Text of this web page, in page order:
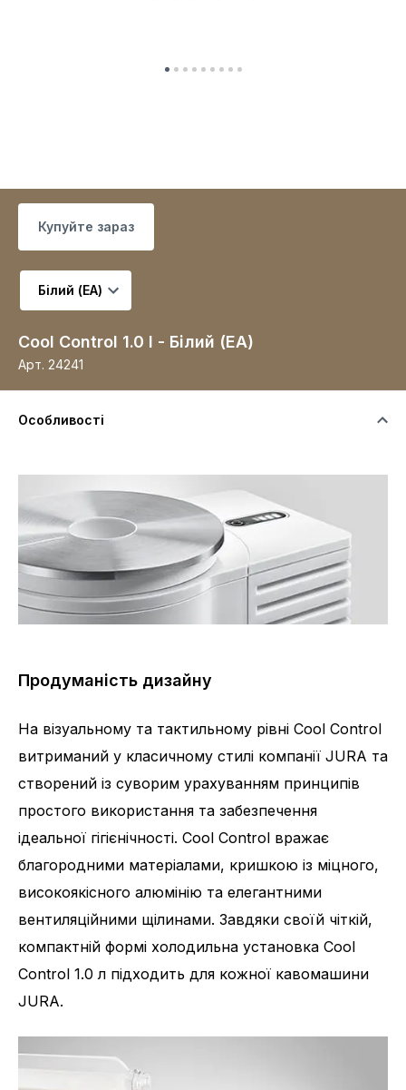
Купуйте зараз
Виберіть варіант
Cool Control 1.0 l - Білий (ЕА)
Арт. 24241
Особливості
Продуманість дизайну
На візуальному та тактильному рівні Cool Control
витриманий у класичному стилі компанії JURA та
створений із суворим урахуванням принципів
простого використання та забезпечення
ідеальної гігієнічності. Cool Control вражає
благородними матеріалами, кришкою із міцного,
високоякісного алюмінію та елегантними
вентиляційними щілинами. Завдяки своїй чіткій,
компактній формі холодильна установка Cool
Control 1.0 л підходить для кожної кавомашини
JURA.